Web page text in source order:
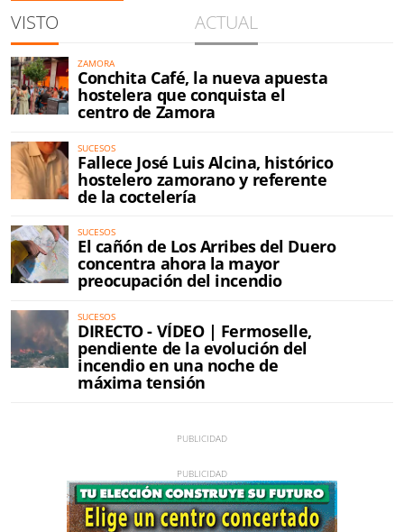
VISTO ACTUAL
ZAMORA
Conchita Café, la nueva apuesta
hostelera que conquista el
centro de Zamora
SUCESOS
Fallece José Luis Alcina, histórico
hostelero zamorano y referente
de la coctelería
SUCESOS
El cañón de Los Arribes del Duero
concentra ahora la mayor
preocupación del incendio
SUCESOS
DIRECTO - VÍDEO | Fermoselle,
pendiente de la evolución del
incendio en una noche de
máxima tensión